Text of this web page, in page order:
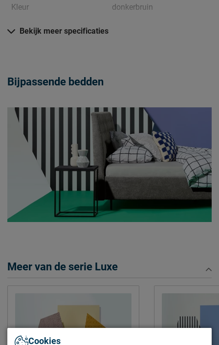
Kleur donkerbruin
Materiaal
Onderhoud
Garantie
2 jaar garantie volgens CBW
voorwaarden
Leveranciersinformatie
Beddenreus B.V.
Postbus 716, 5400 AS,
Emailadres
info@beddenreus.nl
Bekijk meer specificaties
Bijpassende bedden
Meer van de serie Luxe
Cookies